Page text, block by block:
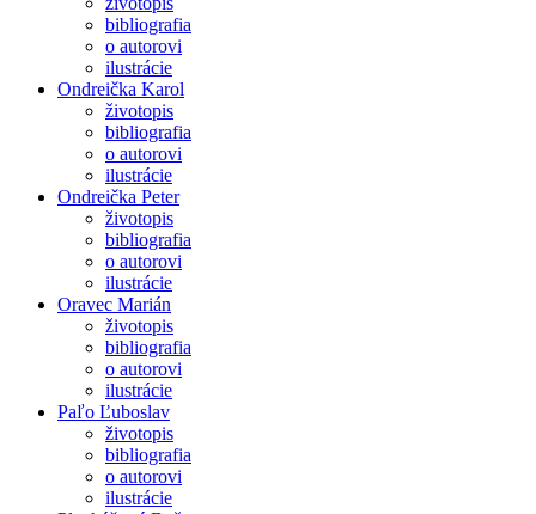
bibliografia
o autorovi
ilustrácie
Ondreička Karol
životopis
bibliografia
o autorovi
ilustrácie
Ondreička Peter
životopis
bibliografia
o autorovi
ilustrácie
Oravec Marián
životopis
bibliografia
o autorovi
ilustrácie
Paľo Ľuboslav
životopis
bibliografia
o autorovi
ilustrácie